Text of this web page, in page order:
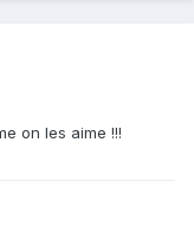
on les aime !!!